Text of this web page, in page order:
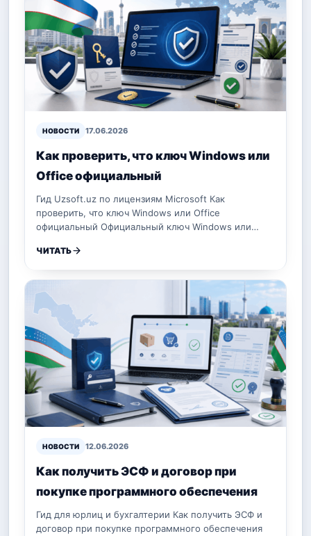
НОВОСТИ 17.06.2026
Как проверить, что ключ Windows или
Office официальный
Гид Uzsoft.uz по лицензиям Microsoft Как
проверить, что ключ Windows или Office
официальный Официальный ключ Windows или…
ЧИТАТЬ
НОВОСТИ 12.06.2026
Как получить ЭСФ и договор при
покупке программного обеспечения
Гид для юрлиц и бухгалтерии Как получить ЭСФ и
договор при покупке программного обеспечения